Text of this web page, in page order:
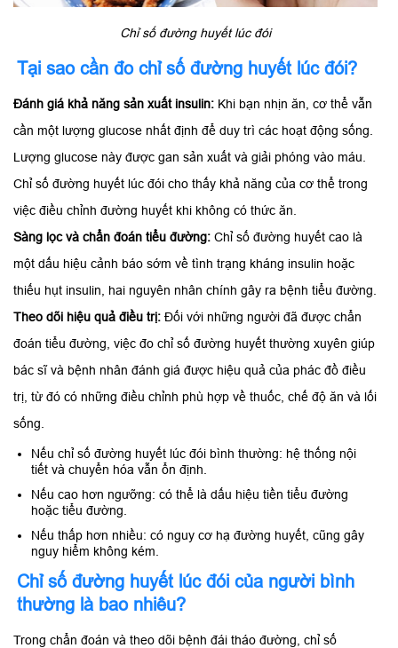
Chỉ số đường huyết lúc đói
Tại sao cần đo chỉ số đường huyết lúc đói?
Đánh giá khả năng sản xuất insulin: Khi bạn nhịn ăn, cơ thể vẫn
cần một lượng glucose nhất định để duy trì các hoạt động sống.
Lượng glucose này được gan sản xuất và giải phóng vào máu.
Chỉ số đường huyết lúc đói cho thấy khả năng của cơ thể trong
việc điều chỉnh đường huyết khi không có thức ăn.
Sàng lọc và chẩn đoán tiểu đường: Chỉ số đường huyết cao là
một dấu hiệu cảnh báo sớm về tình trạng kháng insulin hoặc
thiếu hụt insulin, hai nguyên nhân chính gây ra bệnh tiểu đường.
Theo dõi hiệu quả điều trị: Đối với những người đã được chẩn
đoán tiểu đường, việc đo chỉ số đường huyết thường xuyên giúp
bác sĩ và bệnh nhân đánh giá được hiệu quả của phác đồ điều
trị, từ đó có những điều chỉnh phù hợp về thuốc, chế độ ăn và lối
sống.
Nếu chỉ số đường huyết lúc đói bình thường: hệ thống nội
tiết và chuyển hóa vẫn ổn định.
Nếu cao hơn ngưỡng: có thể là dấu hiệu tiền tiểu đường
hoặc tiểu đường.
Nếu thấp hơn nhiều: có nguy cơ hạ đường huyết, cũng gây
nguy hiểm không kém.
Chỉ số đường huyết lúc đói của người bình
thường là bao nhiêu?
Trong chẩn đoán và theo dõi bệnh đái tháo đường, chỉ số